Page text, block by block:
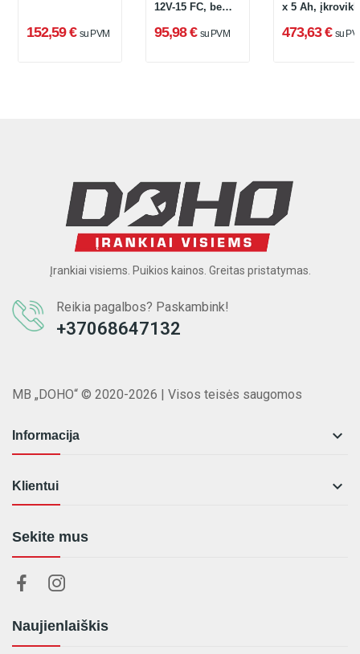
152,59 € su PVM
12V-15 FC, be
ir įkroviklio,
95,98 € su PVM
x 5 Ah,
473,63 € su
Įrankiai visiems. Puikios kainos. Greitas pristatymas.
Reikia pagalbos? Paskambink!
+37068647132
MB „DOHO“ © 2020-2026 | Visos teisės saugomos
Informacija 
Klientui 
Sekite mus
Naujienlaiškis